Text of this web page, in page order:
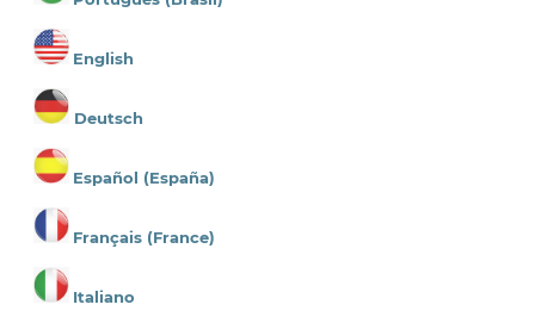
English
Deutsch
Español (España)
Français (France)
Italiano